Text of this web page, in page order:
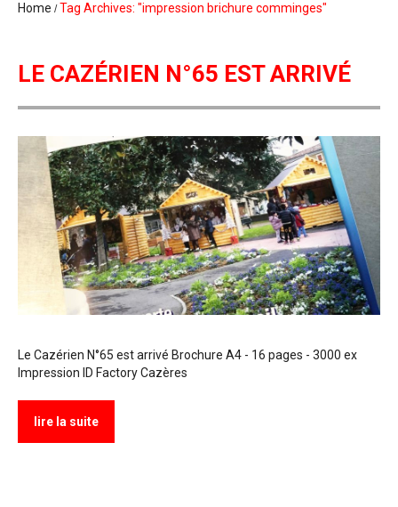
Home Tag Archives: "impression brichure comminges"
LE CAZÉRIEN N°65 EST ARRIVÉ
Le Cazérien N°65 est arrivé Brochure A4 - 16 pages - 3000 ex
Impression ID Factory Cazères
lire la suite